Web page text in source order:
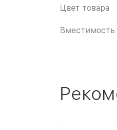
Цвет товара
Вместимость